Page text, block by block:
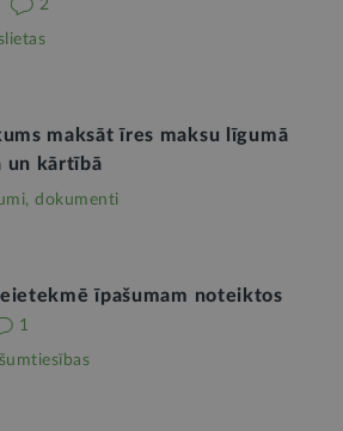
2
maksāt īres maksu līgumā
un kārtībā
dokumenti
īpašumam noteiktos
1